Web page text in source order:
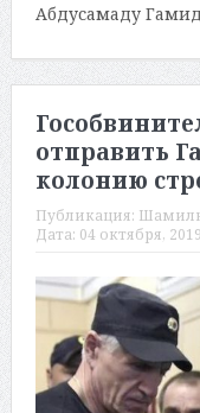
Абдусамаду
отправить
колонию
Публикация:
Дата: 04 октября,